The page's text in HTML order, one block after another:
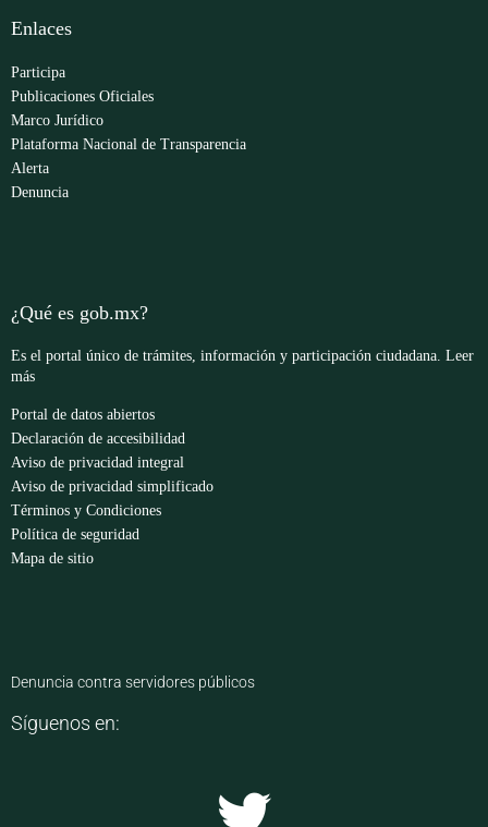
Enlaces
Participa
Publicaciones Oficiales
Marco Jurídico
Plataforma Nacional de Transparencia
Alerta
Denuncia
¿Qué es gob.mx?
Es el portal único de trámites, información y participación ciudadana. Leer
más
Portal de datos abiertos
Declaración de accesibilidad
Aviso de privacidad integral
Aviso de privacidad simplificado
Términos y Condiciones
Política de seguridad
Mapa de sitio
Denuncia contra servidores públicos
Síguenos en: